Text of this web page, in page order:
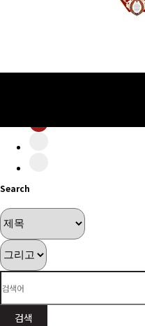
회비납부 현황
동문ID카드 발급
Search
검색